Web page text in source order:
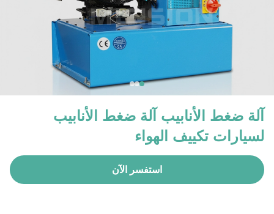
آلة ضغط الأنابيب آلة ضغط الأنابيب
لسيارات تكييف الهواء
استفسر الآن